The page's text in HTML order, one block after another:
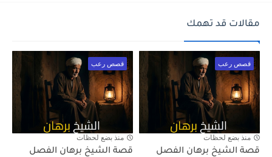
مقالات قد تهمك
قصص رعب
منذ بضع لحظات
قصة الشيخ برهان الفصل
قصص رعب
منذ بضع لحظات
قصة الشيخ برهان الفصل